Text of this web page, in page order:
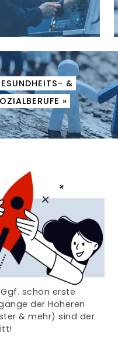
&
»
schon erste
der Höheren
& mehr) sind der